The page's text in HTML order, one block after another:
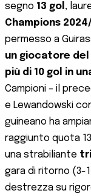
segno 13 gol ,
Champions
permesso a
un giocatore del
più di 10 gol in
Campioni – il
e Lewandowski
guineano ha
raggiunto quota
una strabiliante
gara di ritorno (3-
destrezza su